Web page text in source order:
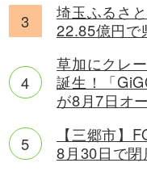
埼玉ふるさ
22.85億円で
草加にクレ
誕生！「
が8月7日オ
【三郷市】
8月30日で